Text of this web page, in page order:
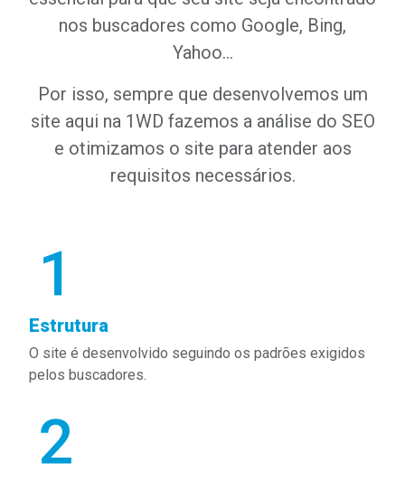
nos buscadores como Google, Bing,
Yahoo…
Por isso, sempre que desenvolvemos um
site aqui na 1WD fazemos a análise do SEO
e otimizamos o site para atender aos
requisitos necessários.
Estrutura
O site é desenvolvido seguindo os padrões exigidos
pelos buscadores.